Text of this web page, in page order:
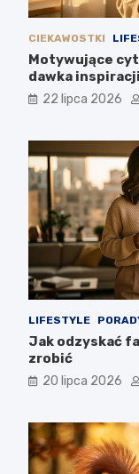
CIEKAWOSTKI
Motywujące
dawka
22 lipca 2026
LIFESTYLE
Jak odzyskać
zrobić
20 lipca 2026